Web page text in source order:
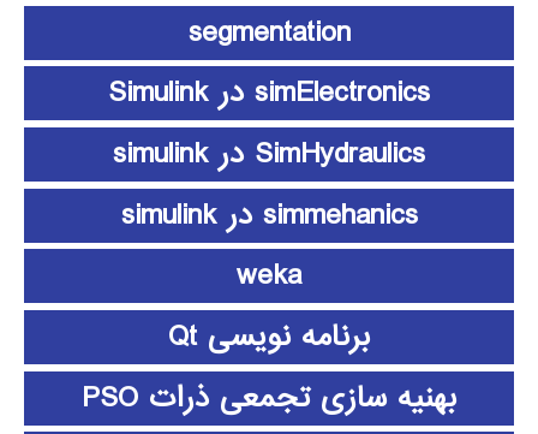
segmentation
simElectronics در Simulink
SimHydraulics در simulink
simmehanics در simulink
weka
برنامه نویسی Qt
بهنیه سازی تجمعی ذرات PSO